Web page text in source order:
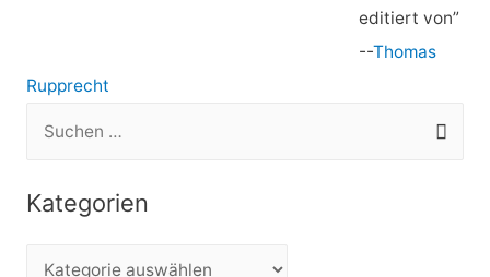
editiert von”
--Thomas
Rupprecht
Kategorien